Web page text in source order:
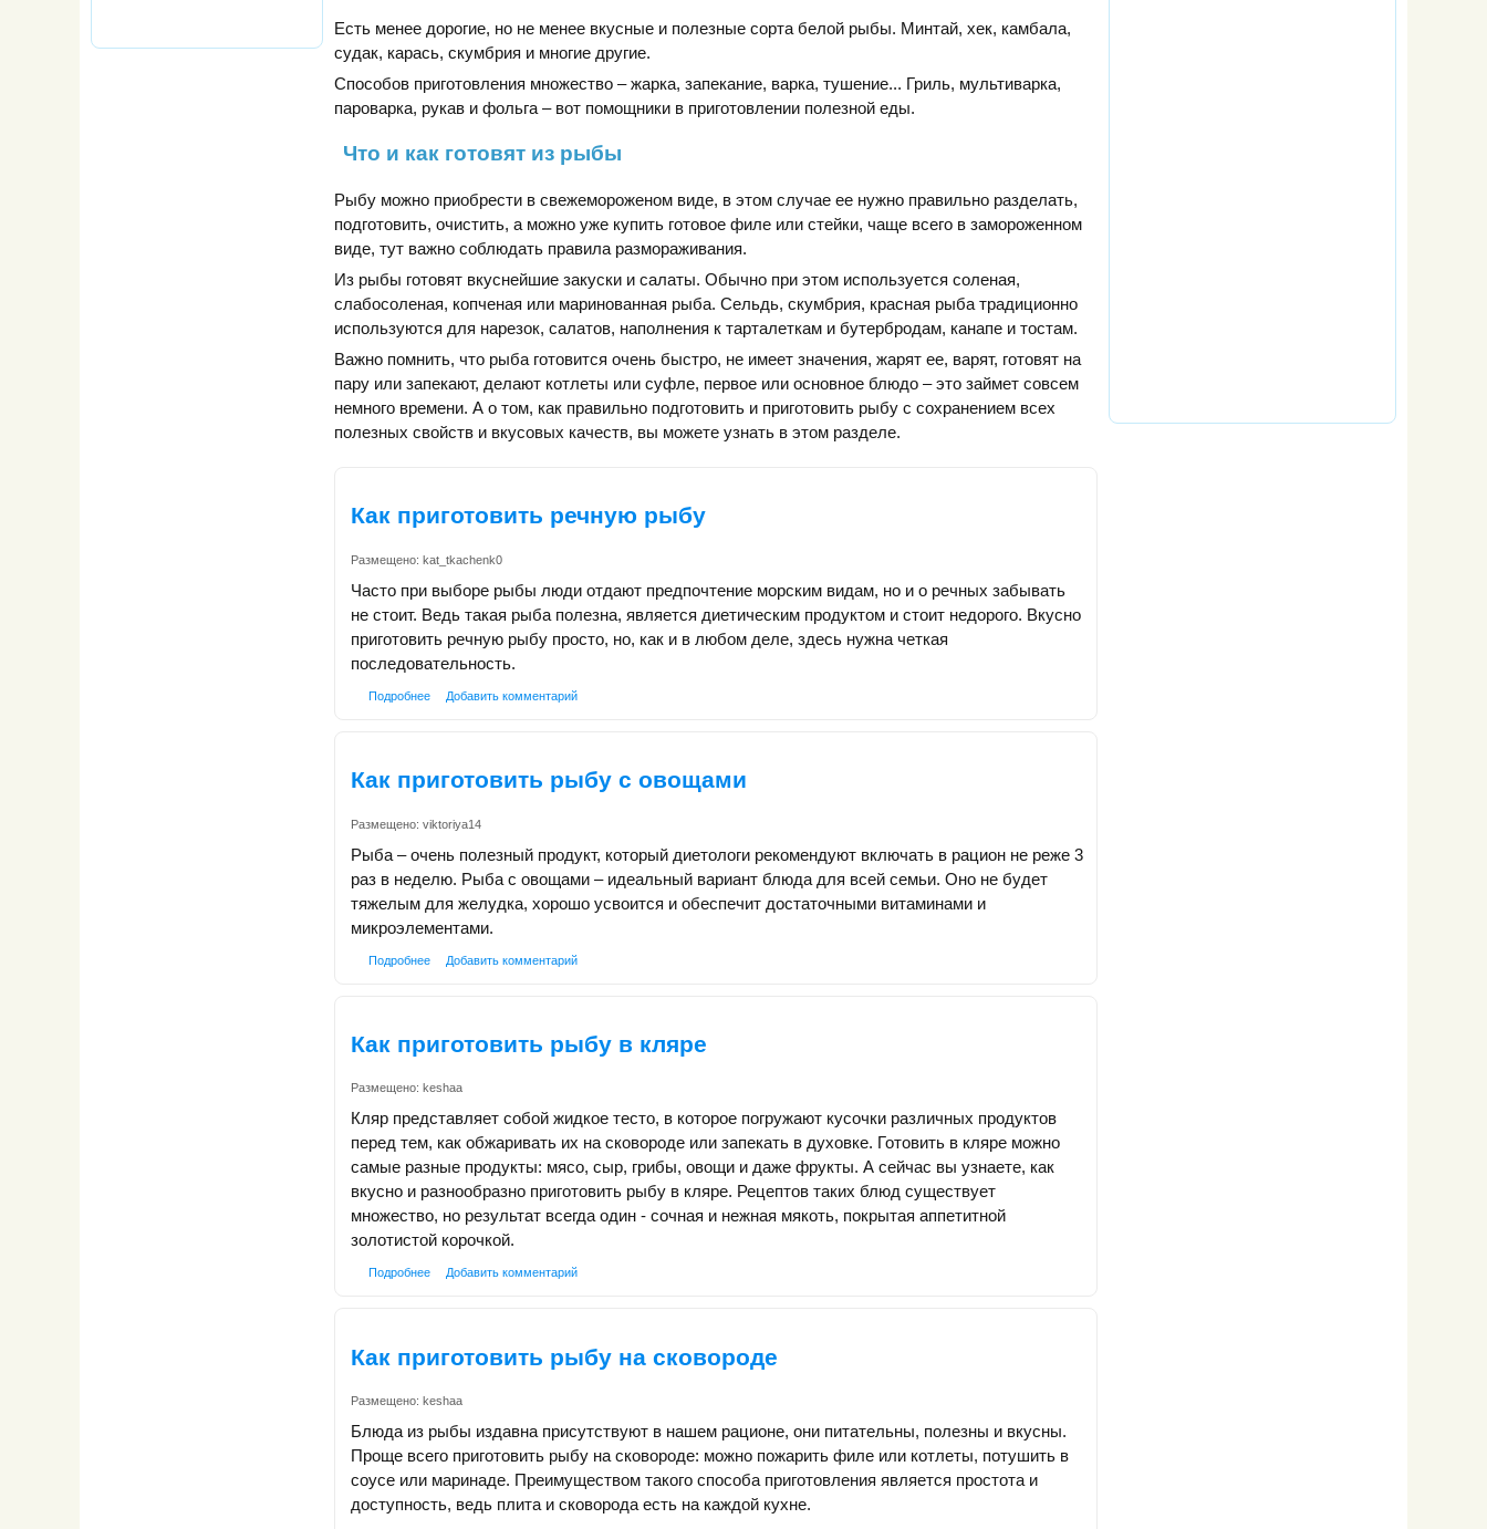
Есть менее дорогие, но не менее вкусные и полезные сорта белой рыбы. Минтай, хек, камбала,
судак, карась, скумбрия и многие другие.
Способов приготовления множество – жарка, запекание, варка, тушение... Гриль, мультиварка,
пароварка, рукав и фольга – вот помощники в приготовлении полезной еды.
Что и как готовят из рыбы
Рыбу можно приобрести в свежемороженом виде, в этом случае ее нужно правильно разделать,
подготовить, очистить, а можно уже купить готовое филе или стейки, чаще всего в замороженном
виде, тут важно соблюдать правила размораживания.
Из рыбы готовят вкуснейшие закуски и салаты. Обычно при этом используется соленая,
слабосоленая, копченая или маринованная рыба. Сельдь, скумбрия, красная рыба традиционно
используются для нарезок, салатов, наполнения к тарталеткам и бутербродам, канапе и тостам.
Важно помнить, что рыба готовится очень быстро, не имеет значения, жарят ее, варят, готовят на
пару или запекают, делают котлеты или суфле, первое или основное блюдо – это займет совсем
немного времени. А о том, как правильно подготовить и приготовить рыбу с сохранением всех
полезных свойств и вкусовых качеств, вы можете узнать в этом разделе.
Как приготовить речную рыбу
Размещено: kat_tkachenk0
Часто при выборе рыбы люди отдают предпочтение морским видам, но и о речных забывать
не стоит. Ведь такая рыба полезна, является диетическим продуктом и стоит недорого. Вкусно
приготовить речную рыбу просто, но, как и в любом деле, здесь нужна четкая
последовательность.
Подробнее Добавить комментарий
Как приготовить рыбу с овощами
Размещено: viktoriya14
Рыба – очень полезный продукт, который диетологи рекомендуют включать в рацион не реже 3
раз в неделю. Рыба с овощами – идеальный вариант блюда для всей семьи. Оно не будет
тяжелым для желудка, хорошо усвоится и обеспечит достаточными витаминами и
микроэлементами.
Подробнее Добавить комментарий
Как приготовить рыбу в кляре
Размещено: keshaa
Кляр представляет собой жидкое тесто, в которое погружают кусочки различных продуктов
перед тем, как обжаривать их на сковороде или запекать в духовке. Готовить в кляре можно
самые разные продукты: мясо, сыр, грибы, овощи и даже фрукты. А сейчас вы узнаете, как
вкусно и разнообразно приготовить рыбу в кляре. Рецептов таких блюд существует
множество, но результат всегда один - сочная и нежная мякоть, покрытая аппетитной
золотистой корочкой.
Подробнее Добавить комментарий
Как приготовить рыбу на сковороде
Размещено: keshaa
Блюда из рыбы издавна присутствуют в нашем рационе, они питательны, полезны и вкусны.
Проще всего приготовить рыбу на сковороде: можно пожарить филе или котлеты, потушить в
соусе или маринаде. Преимуществом такого способа приготовления является простота и
доступность, ведь плита и сковорода есть на каждой кухне.